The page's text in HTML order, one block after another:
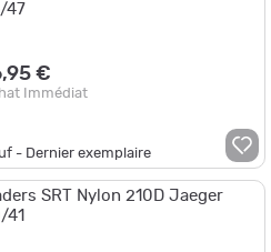
47
€
Immédiat
- Dernier exemplaire
SRT Nylon 210D Jaeger
41